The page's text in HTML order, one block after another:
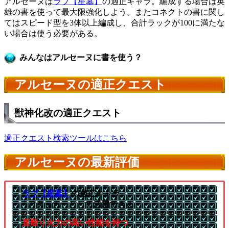
雄の書を使って最大限強化しよう。またコネクトの書に関し
てはスピード型を3体以上編成し、合計ラックが100に満たな
い場合は使う必要がある。
みんなはアルセーヌに書を使う？
アルセーヌの適正クエスト
獣神化改の適正クエスト
適正クエスト検索ツールはこちら
アルセーヌの最新評価
ラブ【星墓】の適正キャラ
└アタッカーとして活躍できる
直殴り火力の高い性能を持つ